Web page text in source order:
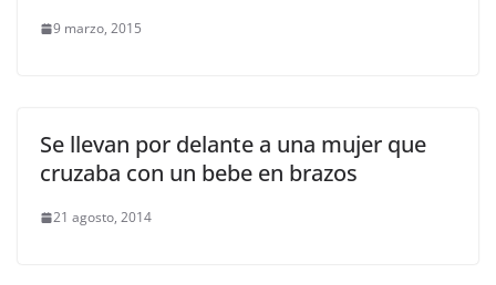
9 marzo, 2015
Se llevan por delante a una mujer que
cruzaba con un bebe en brazos
21 agosto, 2014